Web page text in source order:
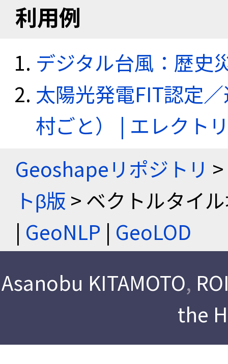
利用例
デジタル台風：歴史
太陽光発電FIT認定
村ごと） | エレクト
Geoshapeリポジトリ >
トβ版 > ベクトルタイ
| GeoNLP | GeoLOD
Asanobu KITAMOTO,
the